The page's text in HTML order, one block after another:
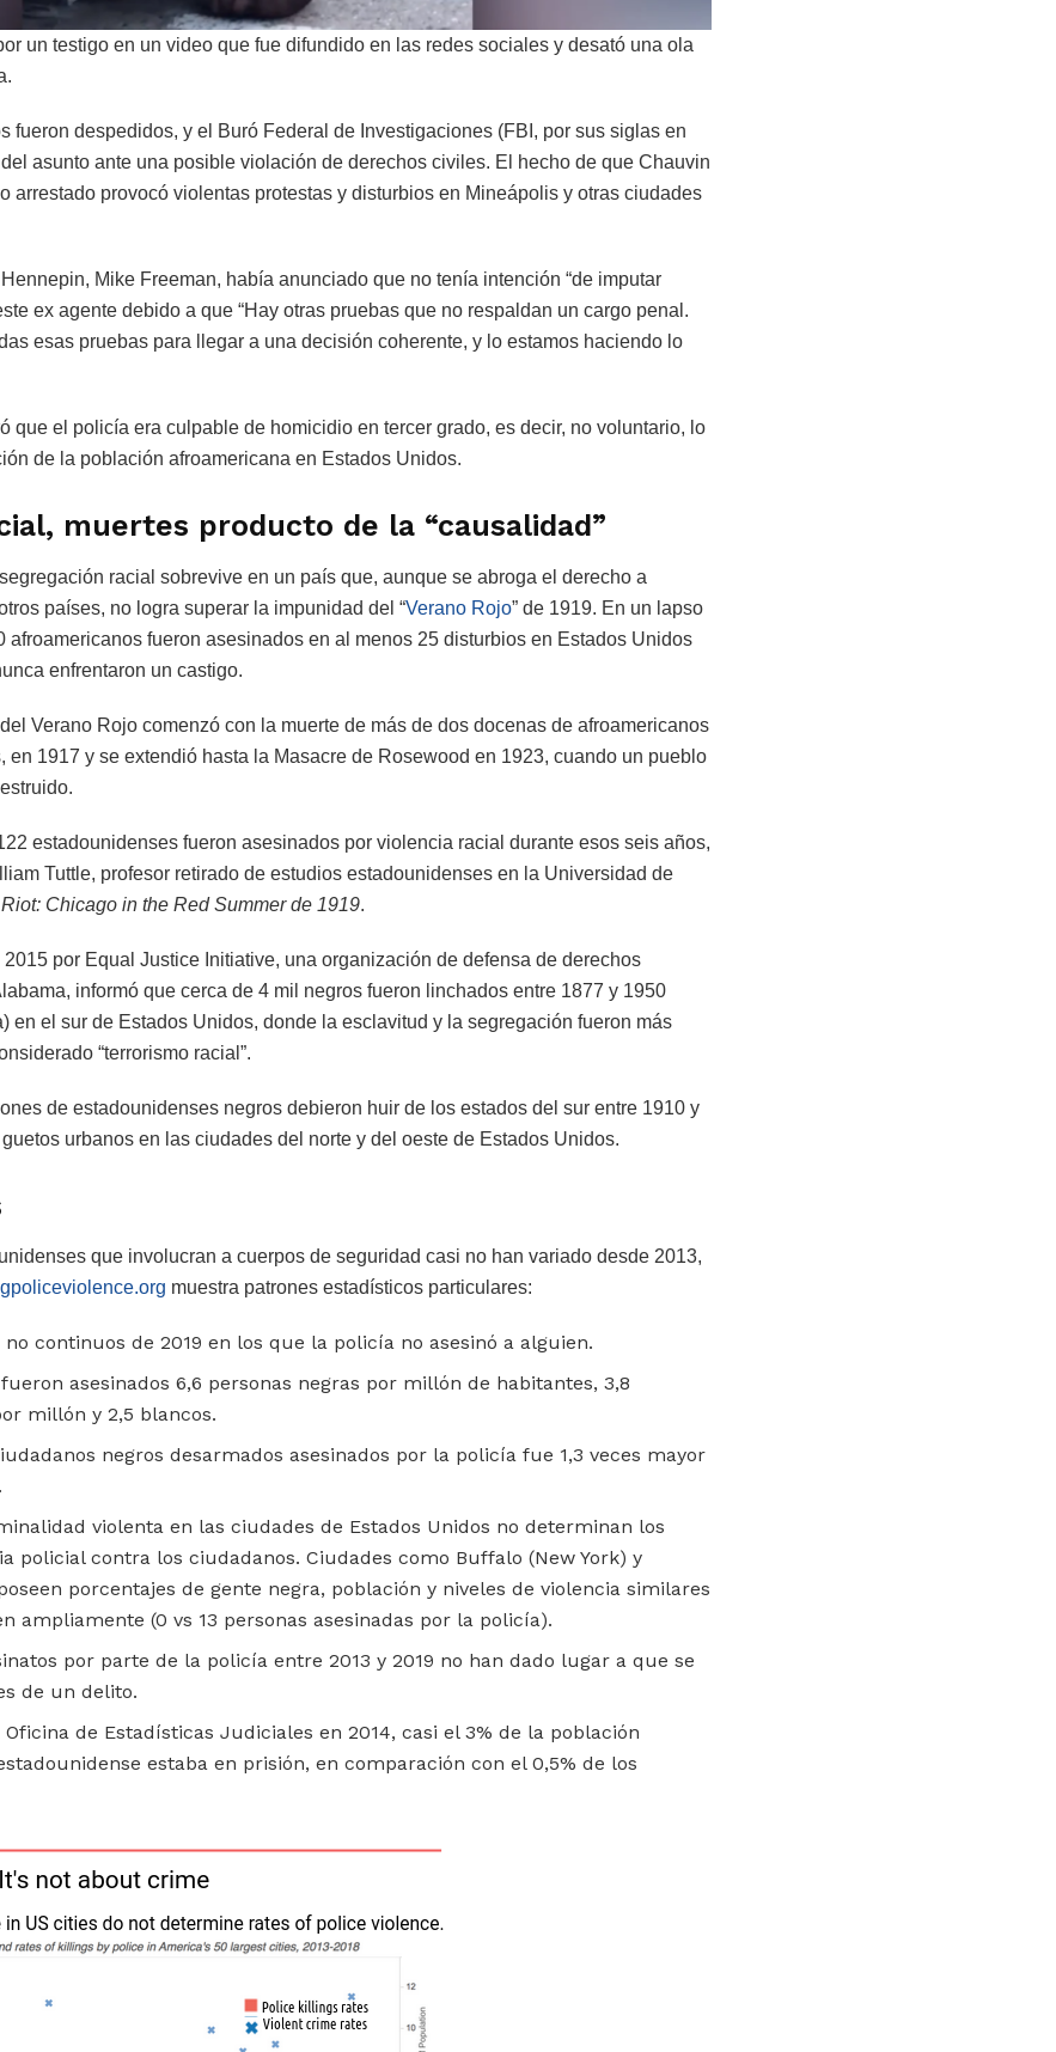
un testigo en un video que fue difundido en las redes sociales y desató una ola
fueron despedidos, y el Buró Federal de Investigaciones (FBI, por sus siglas en
asunto ante una posible violación de derechos civiles. El hecho de que Chauvin
arrestado provocó violentas protestas y disturbios en Mineápolis y otras ciudades
Mike Freeman, había anunciado que no tenía intención “de imputar
ex agente debido a que “Hay otras pruebas que no respaldan un cargo penal.
esas pruebas para llegar a una decisión coherente, y lo estamos haciendo lo
que el policía era culpable de homicidio en tercer grado, es decir, no voluntario, lo
de la población afroamericana en Estados Unidos.
muertes producto de la “causalidad”
racial sobrevive en un país que, aunque se abroga el derecho a
países, no logra superar la impunidad del “Verano Rojo” de 1919. En un lapso
afroamericanos fueron asesinados en al menos 25 disturbios en Estados Unidos
enfrentaron un castigo.
Verano Rojo comenzó con la muerte de más de dos docenas de afroamericanos
en 1917 y se extendió hasta la Masacre de Rosewood en 1923, cuando un pueblo
estadounidenses fueron asesinados por violencia racial durante esos seis años,
Tuttle, profesor retirado de estudios estadounidenses en la Universidad de
Chicago in the Red Summer de 1919.
por Equal Justice Initiative, una organización de defensa de derechos
informó que cerca de 4 mil negros fueron linchados entre 1877 y 1950
en el sur de Estados Unidos, donde la esclavitud y la segregación fueron más
“terrorismo racial”.
de estadounidenses negros debieron huir de los estados del sur entre 1910 y
urbanos en las ciudades del norte y del oeste de Estados Unidos.
que involucran a cuerpos de seguridad casi no han variado desde 2013,
muestra patrones estadísticos particulares:
continuos de 2019 en los que la policía no asesinó a alguien.
asesinados 6,6 personas negras por millón de habitantes, 3,8
millón y 2,5 blancos.
negros desarmados asesinados por la policía fue 1,3 veces mayor
violenta en las ciudades de Estados Unidos no determinan los
policial contra los ciudadanos. Ciudades como Buffalo (New York) y
porcentajes de gente negra, población y niveles de violencia similares
ampliamente (0 vs 13 personas asesinadas por la policía).
por parte de la policía entre 2013 y 2019 no han dado lugar a que se
de un delito.
de Estadísticas Judiciales en 2014, casi el 3% de la población
estaba en prisión, en comparación con el 0,5% de los